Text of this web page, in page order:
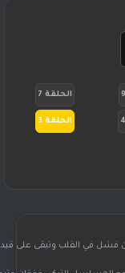
الحلقة 7
الحلقة 3
القلب وتبقى على قيد